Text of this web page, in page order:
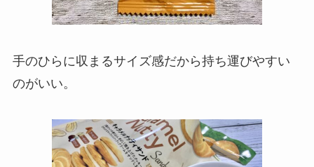
手のひらに収まるサイズ感だから持ち運びやすい
のがいい。